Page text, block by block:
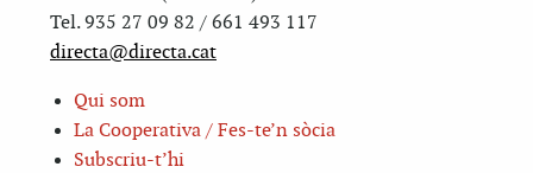
Tel. 935 27 09 82 / 661 493 117
directa@directa.cat
Qui som
La Cooperativa / Fes-te’n sòcia
Subscriu-t’hi